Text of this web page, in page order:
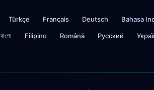
Türkçe Français Deutsch Bahasa
বাংলা Filipino Română Русский